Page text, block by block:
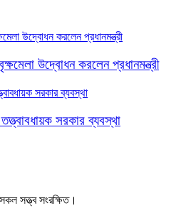
উদ্বোধন করলেন প্রধানমন্ত্রী
সরকার ব্যবস্থা
সত্ত্ব সংরক্ষিত।